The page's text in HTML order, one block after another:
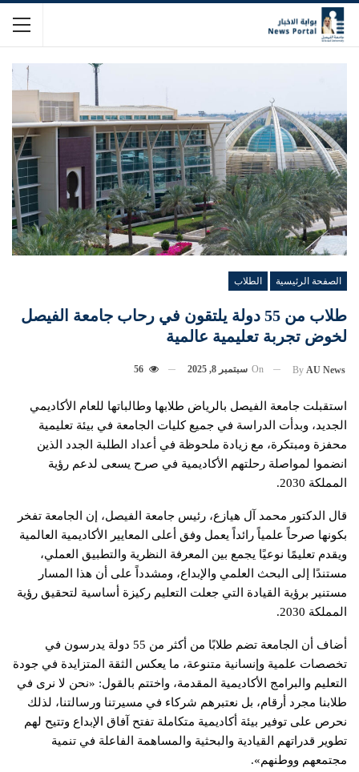
الصفحة الرئيسية الطلاب
طلاب من 55 دولة يلتقون في رحاب جامعة الفيصل
لخوض تجربة تعليمية عالمية
By AU News
On سبتمبر 8, 2025 56
استقبلت جامعة الفيصل بالرياض طلابها وطالباتها للعام الأكاديمي
الجديد، وبدأت الدراسة في جميع كليات الجامعة في بيئة تعليمية
محفزة ومبتكرة، مع زيادة ملحوظة في أعداد الطلبة الجدد الذين
انضموا لمواصلة رحلتهم الأكاديمية في صرح يسعى لدعم رؤية
المملكة 2030.
قال الدكتور محمد آل هيازع، رئيس جامعة الفيصل، إن الجامعة تفخر
بكونها صرحاً علمياً رائداً يعمل وفق أعلى المعايير الأكاديمية العالمية
ويقدم تعليمًا نوعيًا يجمع بين المعرفة النظرية والتطبيق العملي،
مستندًا إلى البحث العلمي والإبداع، ومشدداً على أن هذا المسار
مستنير برؤية القيادة التي جعلت التعليم ركيزة أساسية لتحقيق رؤية
المملكة 2030.
أضاف أن الجامعة تضم طلابًا من أكثر من 55 دولة يدرسون في
تخصصات علمية وإنسانية متنوعة، ما يعكس الثقة المتزايدة في جودة
التعليم والبرامج الأكاديمية المقدمة، واختتم بالقول: «نحن لا نرى في
طلابنا مجرد أرقام، بل نعتبرهم شركاء في مسيرتنا ورسالتنا، لذلك
نحرص على توفير بيئة أكاديمية متكاملة تفتح آفاق الإبداع وتتيح لهم
تطوير قدراتهم القيادية والبحثية والمساهمة الفاعلة في تنمية
مجتمعهم ووطنهم».